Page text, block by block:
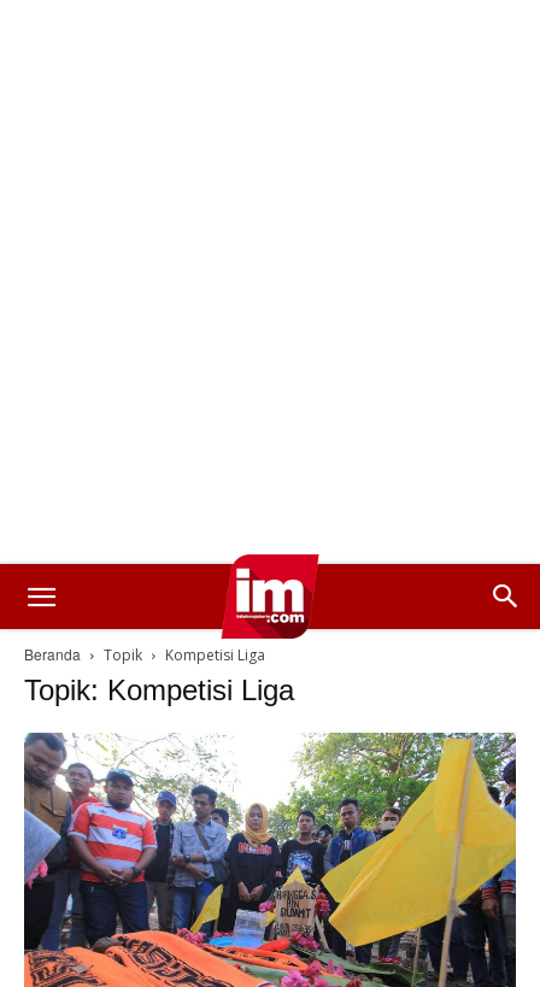
Beranda Topik Kompetisi Liga
Topik: Kompetisi Liga